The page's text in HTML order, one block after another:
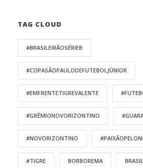
TAG CLOUD
#BRASILEIRÃOSÉRIEB
#COPASÃOPAULODEFUTEBOLJÚNIOR
#EMFRENTETIGREVALENTE
#GRÊMIONOVORIZONTINO
#NOVORIZONTINO
#TIGRE BORBOREMA